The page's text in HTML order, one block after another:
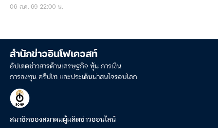
06 ส.ค. 69 22:00 น.
สำนักข่าวอินโฟเควสท์
อัปเดตข่าวสารด้านเศรษฐกิจ หุ้น การเงิน
การลงทุน คริปโท และประเด็นน่าสนใจรอบโลก
สมาชิกของสมาคมผู้ผลิตข่าวออนไลน์